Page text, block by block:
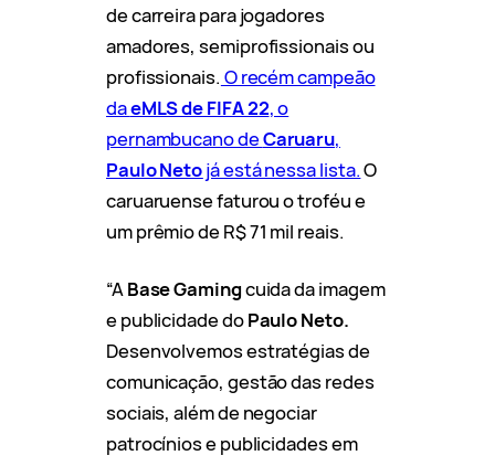
de carreira para jogadores
amadores, semiprofissionais ou
profissionais. O recém campeão
daeMLS de FIFA 22, o
pernambucano deCaruaru,
Paulo Netojá está nessa lista.O
caruaruense faturou o troféu e
um prêmio de R$ 71 mil reais.
“ABase Gamingcuida da imagem
e publicidade doPaulo Neto.
Desenvolvemos estratégias de
comunicação, gestão das redes
sociais, além de negociar
patrocínios e publicidades em